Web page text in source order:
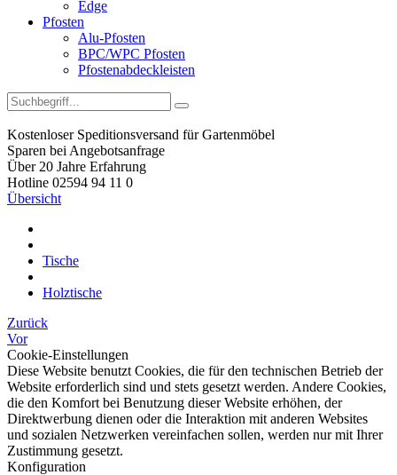
Edge
Pfosten
Alu-Pfosten
BPC/WPC Pfosten
Pfostenabdeckleisten
Kostenloser Speditionsversand für Gartenmöbel
Sparen bei Angebotsanfrage
Über 20 Jahre Erfahrung
Hotline 02594 94 11 0
Übersicht
Tische
Holztische
Zurück
Vor
Cookie-Einstellungen
Diese Website benutzt Cookies, die für den technischen Betrieb der
Website erforderlich sind und stets gesetzt werden. Andere Cookies,
die den Komfort bei Benutzung dieser Website erhöhen, der
Direktwerbung dienen oder die Interaktion mit anderen Websites
und sozialen Netzwerken vereinfachen sollen, werden nur mit Ihrer
Zustimmung gesetzt.
Konfiguration